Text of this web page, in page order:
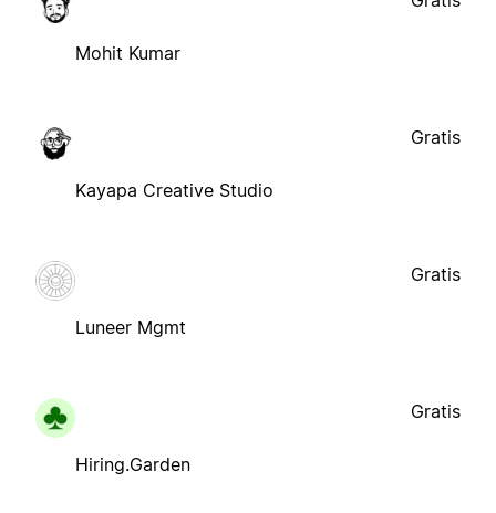
Mohit Kumar
Kayapa Creative Studio
Gratis
Luneer Mgmt
Gratis
Hiring.Garden
Gratis